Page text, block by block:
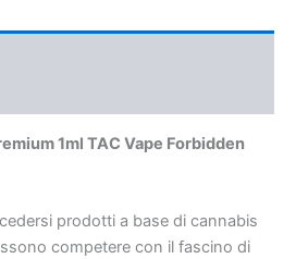
1ml TAC Vape Forbidden
prodotti a base di cannabis
competere con il fascino di